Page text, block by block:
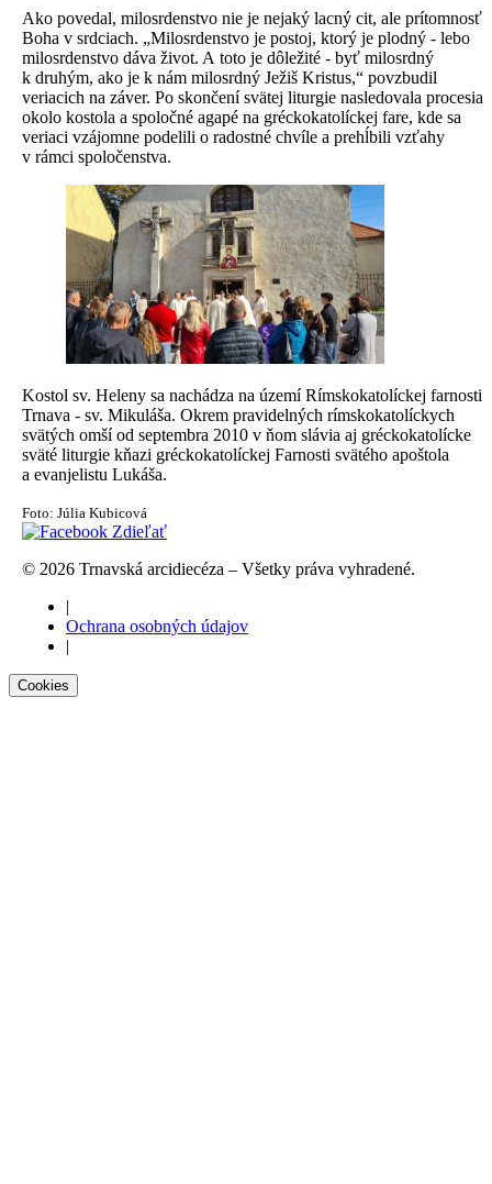
Ako povedal, milosrdenstvo nie je nejaký lacný cit, ale prítomnosť
Boha v srdciach. „Milosrdenstvo je postoj, ktorý je plodný - lebo
milosrdenstvo dáva život. A toto je dôležité - byť milosrdný
k druhým, ako je k nám milosrdný Ježiš Kristus,“ povzbudil
veriacich na záver. Po skončení svätej liturgie nasledovala procesia
okolo kostola a spoločné agapé na gréckokatolíckej fare, kde sa
veriaci vzájomne podelili o radostné chvíle a prehĺbili vzťahy
v rámci spoločenstva.
Kostol sv. Heleny sa nachádza na území Rímskokatolíckej farnosti
Trnava - sv. Mikuláša. Okrem pravidelných rímskokatolíckych
svätých omší od septembra 2010 v ňom slávia aj gréckokatolícke
sväté liturgie kňazi gréckokatolíckej Farnosti svätého apoštola
a evanjelistu Lukáša.
Foto: Júlia Kubicová
Zdieľať
© 2026 Trnavská arcidiecéza – Všetky práva vyhradené.
|
Ochrana osobných údajov
|
Cookies